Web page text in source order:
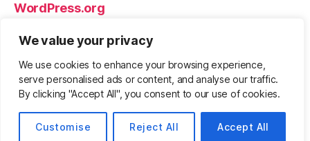
We value your privacy
We use cookies to enhance your browsing experience,
serve personalised ads or content, and analyse our traffic.
By clicking "Accept All", you consent to our use of cookies.
Customise Reject All Accept All
WordPress.org
© 2026Björn Eickhoff – Der Blog
rund um Messer, Equipment und ums
Überleben
Datenschutz
Nach oben